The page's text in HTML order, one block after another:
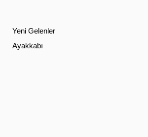
Yeni Gelenler
Ayakkabı